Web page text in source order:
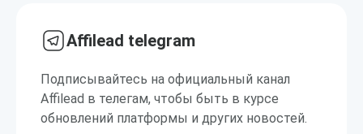
Affilead telegram
Подписывайтесь на официальный канал
Affilead в телегам, чтобы быть в курсе
обновлений платформы и других новостей.